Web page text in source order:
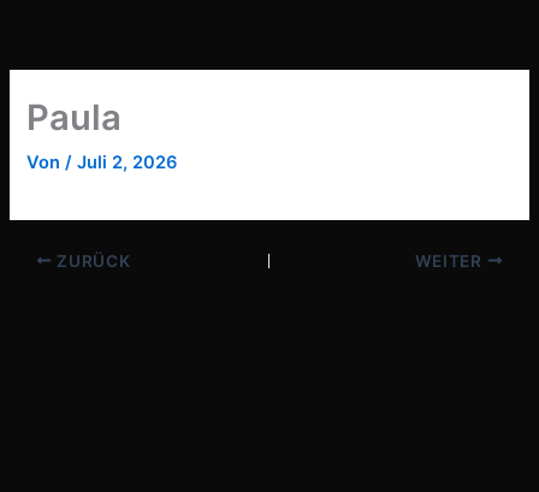
springen
Paula
Von/Juli 2, 2026
ZURÜCK WEITER